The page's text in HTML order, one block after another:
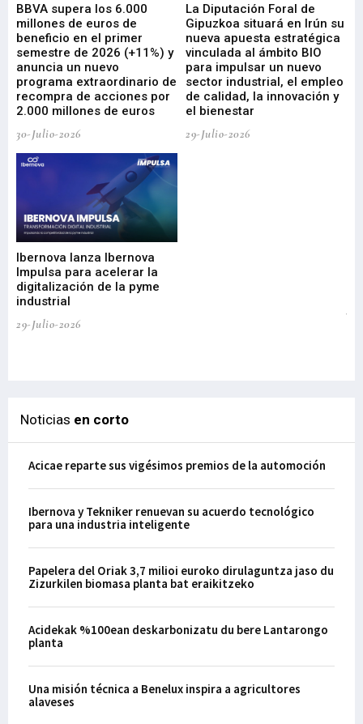
BBVA supera los 6.000
millones de euros de
beneficio en el primer
semestre de 2026 (+11%) y
anuncia un nuevo
programa extraordinario de
recompra de acciones por
2.000 millones de euros
30-Julio-2026
La Diputación Foral de
Gipuzkoa situará en Irún su
nueva apuesta estratégica
vinculada al ámbito BIO
para impulsar un nuevo
sector industrial, el empleo
de calidad, la innovación y
el bienestar
29-Julio-2026
Ibernova lanza Ibernova
Impulsa para acelerar la
digitalización de la pyme
industrial
29-Julio-2026
Noticias en corto
Acicae reparte sus vigésimos premios de la automoción
Ibernova y Tekniker renuevan su acuerdo tecnológico
para una industria inteligente
Papelera del Oriak 3,7 milioi euroko dirulaguntza jaso du
Zizurkilen biomasa planta bat eraikitzeko
Acidekak %100ean deskarbonizatu du bere Lantarongo
planta
Una misión técnica a Benelux inspira a agricultores
alaveses